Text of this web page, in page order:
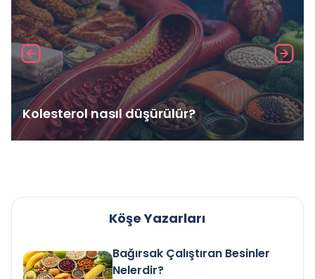
Kolesterol nasıl düşürülür?
Köşe Yazarları
Bağırsak Çalıştıran Besinler
Nelerdir?